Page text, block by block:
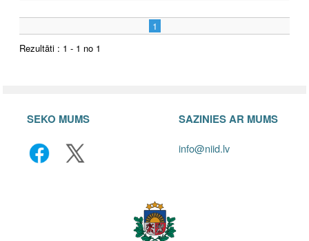
1
Rezultāti : 1 - 1 no 1
SEKO MUMS SAZINIES AR MUMS
info@niid.lv